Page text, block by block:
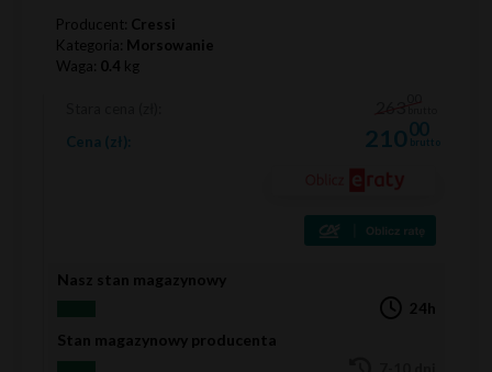
Producent: Cressi
Kategoria: Morsowanie
Waga: 0.4 kg
Cena (zł): 21000
brutto
Nasz stan magazynowy
24h
Stan magazynowy producenta